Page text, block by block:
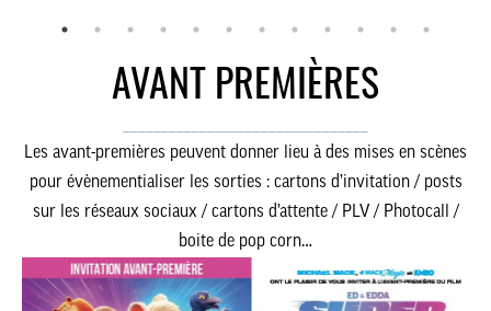
AVANT PREMIÈRES
Les avant-premières peuvent donner lieu à des mises en scènes
pour évènementialiser les sorties : cartons d’invitation / posts
sur les réseaux sociaux / cartons d’attente / PLV / Photocall /
boite de pop corn…